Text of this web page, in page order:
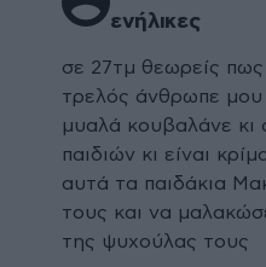
ενήλικες
σε 27τμ θεωρείς πως
τρελός άνθρωπε μου
μυαλά κουβαλάνε κι
παιδιών κι είναι
αυτά τα παιδάκια
τους και να
της ψυχούλας τους